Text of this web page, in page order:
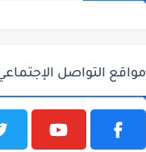
مواقع التواصل